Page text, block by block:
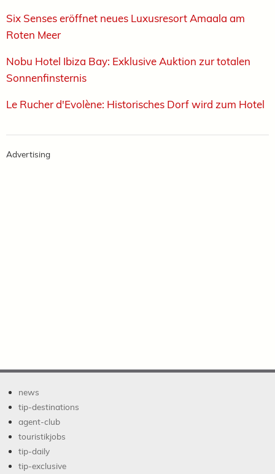
Six Senses eröffnet neues Luxusresort Amaala am
Roten Meer
Nobu Hotel Ibiza Bay: Exklusive Auktion zur totalen
Sonnenfinsternis ­
Le Rucher d'Evolène: Historisches Dorf wird zum Hotel
Advertising
news
tip-destinations
agent-club
touristikjobs
tip-daily
tip-exclusive